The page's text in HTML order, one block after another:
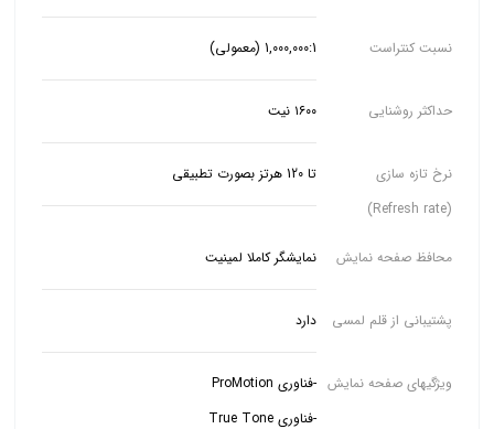
نسبت کنتراست 1,000,000:1 (معمولی)
حداکثر روشنایی ۱۶۰۰ نیت
نرخ تازه سازی
(Refresh rate)
تا 120 هرتز بصورت تطبیقی
محافظ صفحه نمایش نمایشگر کاملا لمینیت
پشتیبانی از قلم لمسی دارد
ویژگیهای صفحه نمایش
-فناوری ProMotion